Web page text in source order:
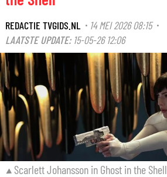
REDACTIE TVGIDS.NL· 14 MEI 2026 08:15·
LAATSTE UPDATE: 15-05-26 12:06
Scarlett Johansson in Ghost in the Shell